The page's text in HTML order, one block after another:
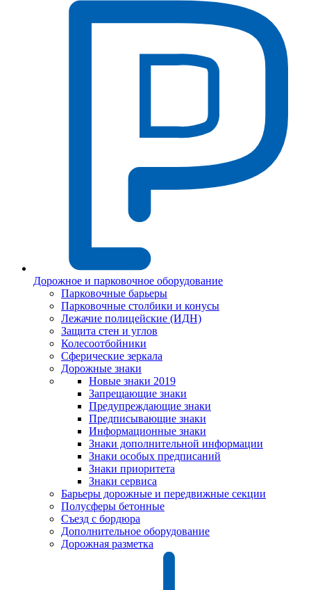
Дорожное и парковочное оборудование
Парковочные барьеры
Парковочные столбики и конусы
Лежачие полицейские (ИДН)
Защита стен и углов
Колесоотбойники
Сферические зеркала
Дорожные знаки
Новые знаки 2019
Запрещающие знаки
Предупреждающие знаки
Предписывающие знаки
Информационные знаки
Знаки дополнительной информации
Знаки особых предписаний
Знаки приоритета
Знаки сервиса
Барьеры дорожные и передвижные секции
Полусферы бетонные
Съезд с бордюра
Дополнительное оборудование
Дорожная разметка